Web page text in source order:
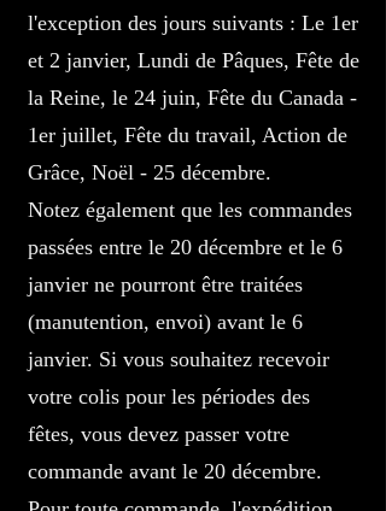
l'exception des jours suivants : Le 1er
et 2 janvier, Lundi de Pâques, Fête de
la Reine, le 24 juin, Fête du Canada -
1er juillet, Fête du travail, Action de
Grâce, Noël - 25 décembre.
Notez également que les commandes
passées entre le 20 décembre et le 6
janvier ne pourront être traitées
(manutention, envoi) avant le 6
janvier. Si vous souhaitez recevoir
votre colis pour les périodes des
fêtes, vous devez passer votre
commande avant le 20 décembre.